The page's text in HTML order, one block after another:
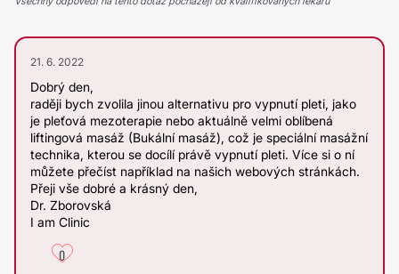
21. 6. 2022
Dobrý den,
raději bych zvolila jinou alternativu pro vypnutí pleti, jako
je pleťová mezoterapie nebo aktuálně velmi oblíbená
liftingová masáž (Bukální masáž), což je speciální masážní
technika, kterou se docílí právě vypnutí pleti. Více si o ní
můžete přečíst například na našich webových stránkách.
Přeji vše dobré a krásný den,
Dr. Zborovská
I am Clinic
0